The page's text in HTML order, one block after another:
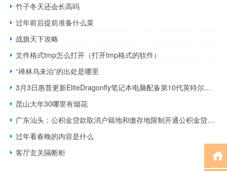
竹子冬天还会长高吗
过年前后提前准备什么菜
战旗天下攻略
文件格式tmp怎么打开（打开tmp格式的软件）
“禅林乌未泊”的出处是哪里
3月3日惠普更新EliteDragonfly笔记本电脑配备第10代英特尔处理器和Tile集成
昆山大年30哪里有烟花
广东汕头：公积金贷款取消户籍地和缴存地限制开通公积金贷款直冲结清还款业务
过年看春晚的内容是什么
客厅玄关隔断柜